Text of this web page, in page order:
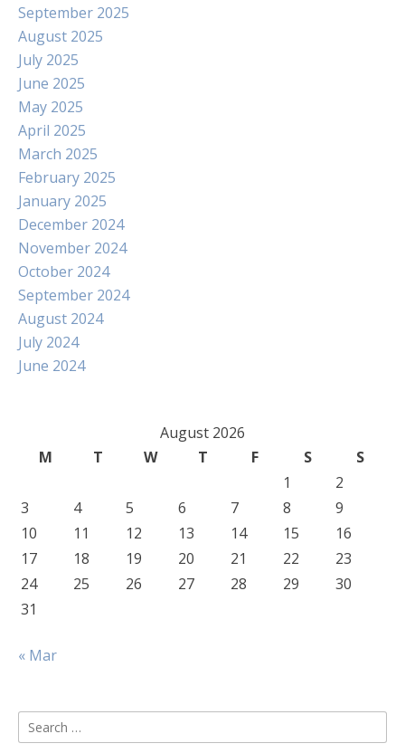
September 2025
August 2025
July 2025
June 2025
May 2025
April 2025
March 2025
February 2025
January 2025
December 2024
November 2024
October 2024
September 2024
August 2024
July 2024
June 2024
August 2026
M
T W T F S
S
1
2
3
4 5 6 7 8
9
10
11 12 13 14 15
16
17
18 19 20 21 22
23
24
25 26 27 28 29
30
31
« Mar
Search
for: